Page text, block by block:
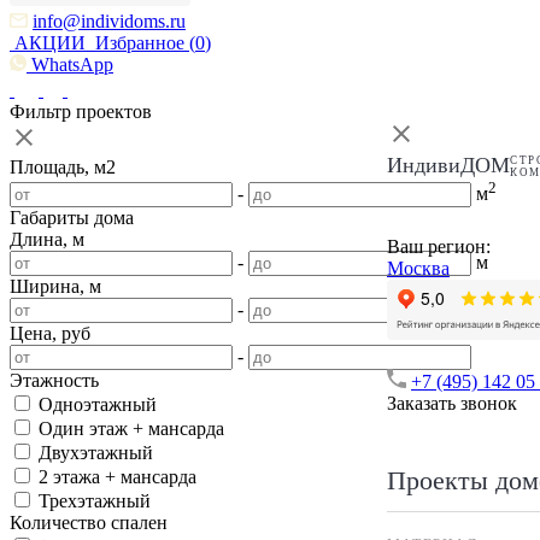
info@individoms.ru
АКЦИИ Избранное (0)
WhatsApp
ИндивиДОМ
Ваш регион:
Москва
+7 (495) 142 05
Заказать звонок
Проекты
Фильтр проектов
Площадь, м2
-
м2
Габариты дома
Длина, м
-
м
Ширина, м
-
м
Цена, руб
-
Этажность
Одноэтажный
Один этаж + мансарда
Двухэтажный
2 этажа + мансарда
Трехэтажный
Количество спален